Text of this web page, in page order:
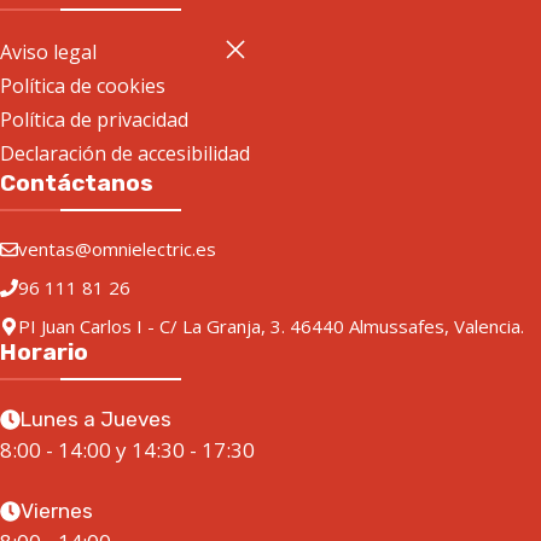
Aviso legal
Política de cookies
Política de privacidad
Declaración de accesibilidad
Contáctanos
ventas@omnielectric.es
96 111 81 26
PI Juan Carlos I - C/ La Granja, 3. 46440 Almussafes, Valencia.
Horario
Lunes a Jueves
8:00 - 14:00 y 14:30 - 17:30
Viernes